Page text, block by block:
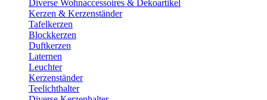
Diverse Wohnaccessoires & Dekoartikel
Kerzen & Kerzenständer
Tafelkerzen
Blockkerzen
Duftkerzen
Laternen
Leuchter
Kerzenständer
Teelichthalter